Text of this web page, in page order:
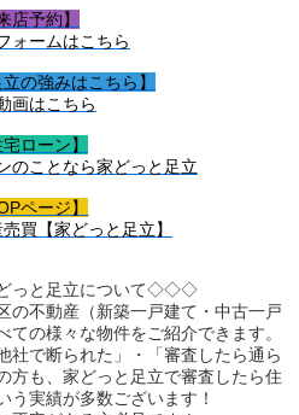
店予約】
ォームはこちら
立の強みはこちら】
画はこちら
宅ローン】
のことなら家どっと足立
ページ】
買【家どっと足立】
っと足立について◇◇◇
の不動産（新築一戸建て・中古一戸
の様々な物件をご紹介できます。
社で断られた」・「審査したら通ら
方も、家どっと足立で審査したら住
う実績が多数ございます！